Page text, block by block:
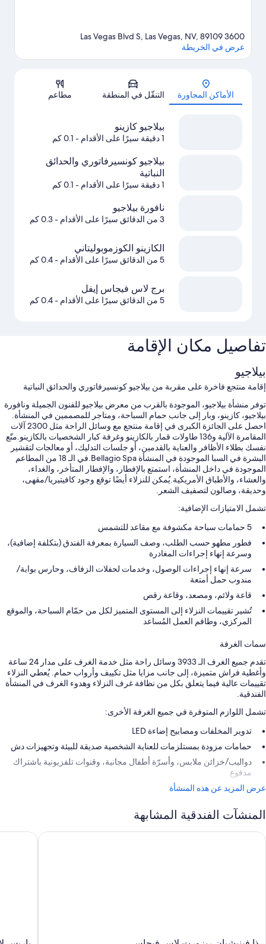
الخريطة
3600 Las Vegas Blvd S, Las Vegas, NV, 89109
عرض في الخريطة
الأماكن المجاورة التنقّل في المنطقة مطاعم
بيلاجيو كازينو
1 دقيقة سيرًا على الأقدام - 0.1 كم
بيلاجيو كونسيرفاتوري والحدائق
النباتية
1 دقيقة سيرًا على الأقدام - 0.1 كم
نافورة بيلاجيو
3 من الدقائق سيرًا على الأقدام - 0.3 كم
الكازينو الكوزموبوليتاني
5 من الدقائق سيرًا على الأقدام - 0.4 كم
برج لاس فيجاس إيفل
5 من الدقائق سيرًا على الأقدام - 0.4 كم
تفاصيل مكان الإقامة
بيلاجيو
إقامة منتجع فاخرة على مقربة من بيلاجيو كونسيرفاتوري والحدائق النباتية
توفر منشأة بيلاجيو، الموجودة بالقرب من معرض بيلاجيو للفنون الجميلة ونافورة
بيلاجيو، كازينو، وبار إلى جانب حمام السباحة، ومتاجر للمصممين في المنشأة.
احصل على الجائزة الكبرى في إقامة منتجع مع وسائل الراحة مثل 2300 آلات
المقامرة الآلية و136 طاولات قمار بالكازينو وغرفة كبار الشخصيات بالكازينو.متّع
نفسك بطلاء الأظافر والعناية بالقدمين، أو جلسات التدليك، أو معالجات لتقشير
البشرة في السبا الموجودة في المنشأة Bellagio Spa.في الـ 18 من المطاعم
الموجودة في داخل المنشأة، استمتع بالإفطار، والإفطار المتأخر، والغداء،
والعشاء، والأطباق الأمريكية.يُمكن للنزلاء أيضًا توقع وجود كافيتيريا/مقهى،
وحديقة، وصالون لتصفيف الشعر.
تشمل الامتيازات الإضافية:
5 حمامات سباحة مكشوفة مع مقاعد للتشمس
فطور مطهو حسب الطلب، وصف السيارة بمعرفة الفندق (بتكلفة إضافية)،
وسرعة إنهاء إجراءات المغادرة
سرعة إنهاء إجراءات الوصول، وخدمات لحفلات الزفاف، وحارس بوابة/
مندوب حمل أمتعة
قاعة ولائم، ومصعد، وقاعة رقص
تُشير تقييمات النزلاء إلى المستوى المتميز لكل من حمّام السباحة، والموقع
المركزي، وطاقم العمل المُساعد
سمات الغرفة
تقدم جميع الغرف الـ 3933 وسائل راحة مثل خدمة الغرف على مدار 24 ساعة
وأغطية فراش متميزة، إلى جانب مزايا مثل تكييف وأرواب حمام. يُعطي النزلاء
تقييمات عالية فيما يتعلق بكل من نظافة غرف النزلاء وهدوء الغرف في المنشأة
الفندقية.
تشمل اللوازم المتوفرة في جميع الغرفة الأخرى:
تدوير المخلفات ومصابيح إضاءة LED
حمامات مزودة بمستلزمات للعناية الشخصية صديقة للبيئة وتجهيزات دش
دواليب/خزائن ملابس، وأسرّة أطفال مجانية، وقنوات تلفزيونية باشتراك
مدفوع
عرض المزيد عن هذه المنشأة
المنشآت الفندقية المشابهة
ذا
ذا فينيشيان ريزورت لاس فيجاس
باريس
باريس